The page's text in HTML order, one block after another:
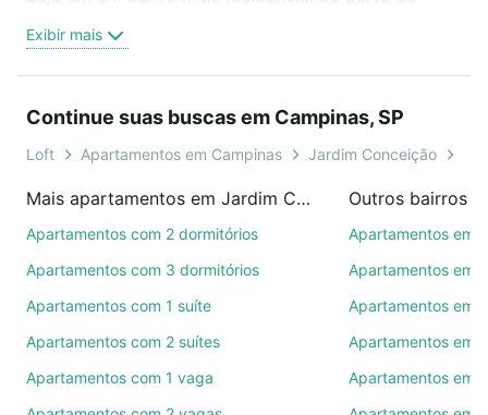
oferta ideal de Apartamentos com 1 banheiro à
venda em Jardim Conceição, Campinas, SP para
ou por videochamada, é grátis, sem compromisso e
você ainda conta com mais de 46 mil corretores e
de imóveis.
Como escolher um imóvel?
ruas, bairros e até condomínios favoritos. Você
também pode usar os filtros como quantidade de
quartos, suítes, com ou sem vaga de garagem para
Exibir mais
Continue suas buscas em Campinas, SP
Loft Apartamentos em Campinas Jardim Conceição
Mais apartamentos em Jardim Conceição
Apartamentos com 2 dormitórios
Apartamentos com 3 dormitórios
Apartamentos com 1 suíte
Apartamentos com 2 suítes
Apartamentos com 1 vaga
Outros bairros
Apartamentos em
Apartamentos em
Apartamentos em
Apartamentos em
Apartamentos em